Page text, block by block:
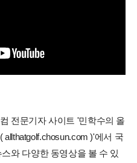
전문기자 사이트 '민학수의 올
allthatgolf.chosun.com )'에서 국
스와 다양한 동영상을 볼 수 있